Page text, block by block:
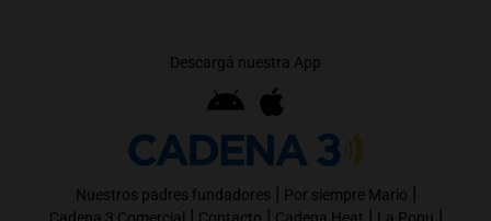
Descargá nuestra App
Nuestros padres fundadores | Por siempre Mario |
| | | |